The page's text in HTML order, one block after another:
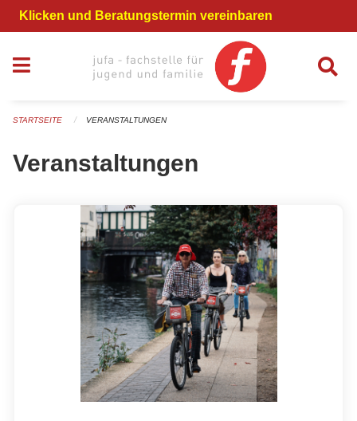
Navigation überspringen
Klicken und Beratungstermin vereinbaren
STARTSEITE VERANSTALTUNGEN
Veranstaltungen